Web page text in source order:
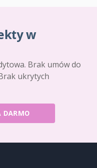
w
Brak umów do
ukrytych
DARMO